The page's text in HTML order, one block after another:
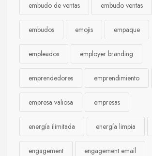
embudo de ventas embudo ventas
embudos emojis empaque
empleados employer branding
emprendedores emprendimiento
empresa valiosa empresas
energía ilimitada energía limpia
engagement engagement email